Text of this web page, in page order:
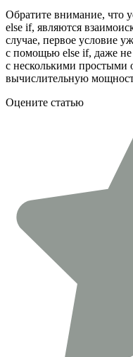
Обратите внимание, что
else if, являются
случае, первое условие
с помощью else if, даже
с несколькими простыми
вычислительную
Оцените статью